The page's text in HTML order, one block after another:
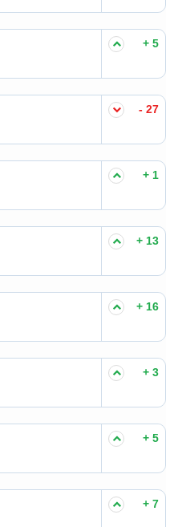
+ 5
- 27
+ 1
+ 13
+ 16
+ 3
+ 5
+ 7